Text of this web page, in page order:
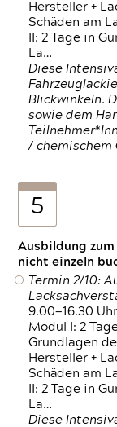
Hersteller +
Schäden am
II: 2 Tage in
La…
Diese
Blickwinkeln.
sowie dem
/ chemischem
5
Ausbildung
nicht einzeln
Termin 2/10:
9.00—16.30 Uhr
Modul I: 2
Grundlagen
Hersteller +
Schäden am
II: 2 Tage in
La…
Diese